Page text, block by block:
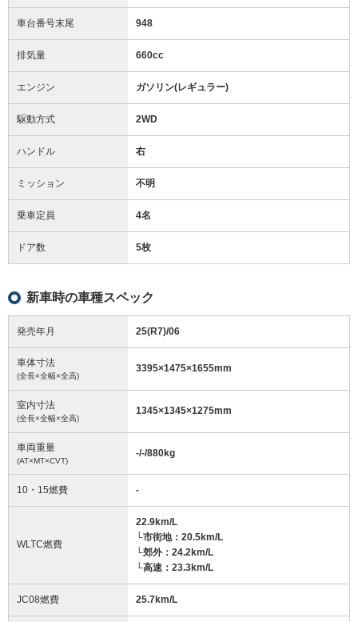
車台番号末尾 948
排気量 660cc
エンジン ガソリン(レギュラー)
駆動方式 2WD
ハンドル 右
ミッション 不明
乗車定員 4名
ドア数 5枚
新車時の車種スペック
発売年月 25(R7)/06
車体寸法
(全長×全幅×全高)
3395×1475×1655mm
室内寸法
(全長×全幅×全高)
1345×1345×1275mm
車両重量
(AT×MT×CVT)
-/-/880kg
10・15燃費 -
WLTC燃費
22.9km/L
└市街地：20.5km/L
└郊外：24.2km/L
└高速：23.3km/L
JC08燃費 25.7km/L